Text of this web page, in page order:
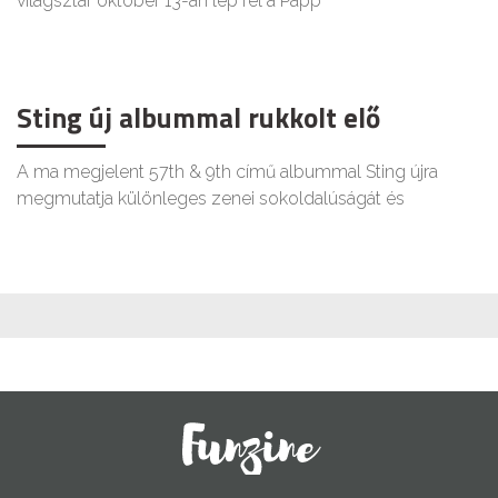
Sting új albummal rukkolt elő
A ma megjelent 57th & 9th című albummal Sting újra
megmutatja különleges zenei sokoldalúságát és